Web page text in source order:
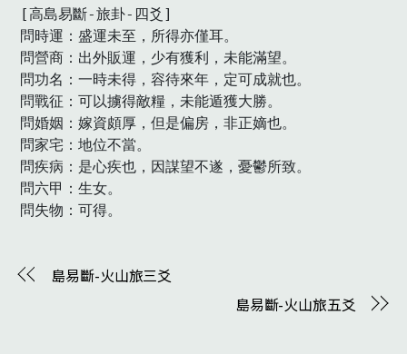
[高島易斷-旅卦-四爻]
問時運：盛運未至，所得亦僅耳。
問營商：出外販運，少有獲利，未能滿望。
問功名：一時未得，容待來年，定可成就也。
問戰征：可以擄得敵糧，未能遁獲大勝。
問婚姻：嫁資頗厚，但是偏房，非正嫡也。
問家宅：地位不當。
問疾病：是心疾也，因謀望不遂，憂鬱所致。
問六甲：生女。
問失物：可得。
島易斷-火山旅三爻
島易斷-火山旅五爻